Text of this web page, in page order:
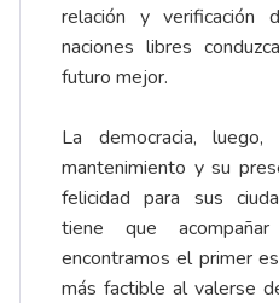
relación y verificación
naciones libres
futuro mejor.
La democracia,
mantenimiento y su
felicidad para sus
tiene que
encontramos el primer
más factible al valerse